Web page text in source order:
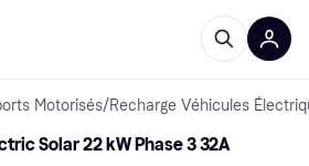
Motorisés/Recharge Véhicules
Solar 22 kW Phase 3 32A